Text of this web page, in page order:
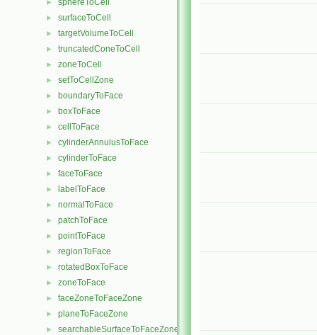
► sphereToCell
► surfaceToCell
► targetVolumeToCell
► truncatedConeToCell
► zoneToCell
► setToCellZone
► boundaryToFace
► boxToFace
► cellToFace
► cylinderAnnulusToFace
► cylinderToFace
► faceToFace
► labelToFace
► normalToFace
► patchToFace
► pointToFace
► regionToFace
► rotatedBoxToFace
► zoneToFace
► faceZoneToFaceZone
► planeToFaceZone
► searchableSurfaceToFaceZone